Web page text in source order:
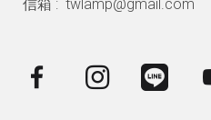
信箱 : twlamp@gmail.com